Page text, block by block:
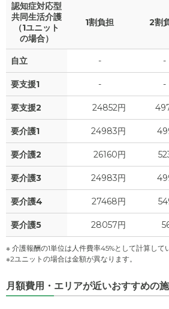
認知症対応型
共同生活介護
（1ユニット
の場合）
1割負担 2割
自立 - -
要支援1 - -
要支援2 24852円
要介護1 24983円
要介護2 26160円
要介護3 24983円
要介護4 27468円
要介護5 28057円
※ 介護報酬の1単位は人件費率45%として計算して
※2ユニットの場合は金額が異なります。
月額費用・エリアが近いおすすめの